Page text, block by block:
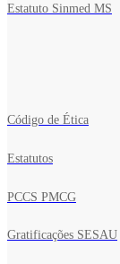
Estatuto Sinmed MS
Código de Ética
Estatutos
PCCS PMCG
Gratificações SESAU